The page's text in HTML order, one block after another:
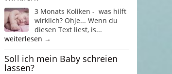
3 Monats Koliken - was hilft
wirklich? Ohje... Wenn du
diesen Text liest, is...
weiterlesen →
Soll ich mein Baby schreien
lassen?